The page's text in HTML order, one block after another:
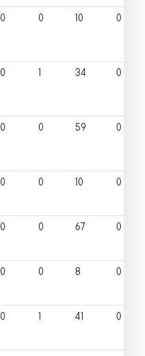
0 0 10 0
0 1 34 0
0 0 59 0
0 0 10 0
0 0 67 0
0 0 8 0
0 1 41 0